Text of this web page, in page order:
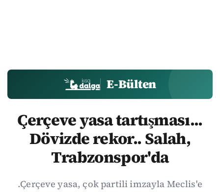
E-Bülten
Çerçeve yasa tartışması...
Dövizde rekor.. Salah,
Trabzonspor'da
.Çerçeve yasa, çok partili imzayla Meclis'e